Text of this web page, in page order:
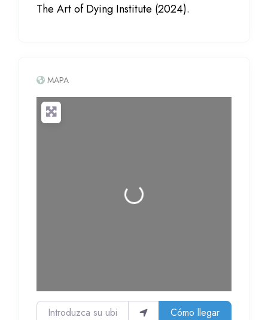
The Art of Dying Institute (2024).
MAPA
Cargando...
Introduzca su ubicación Cómo llegar